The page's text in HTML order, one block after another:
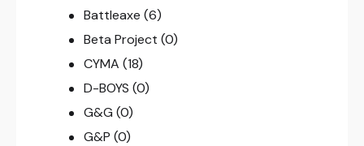
Battleaxe (6)
Beta Project (0)
CYMA (18)
D-BOYS (0)
G&G (0)
G&P (0)